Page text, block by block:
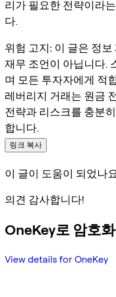
리가 필요한 전략이라
다.
위험 고지: 이 글은 정보
재무 조언이 아닙니다.
며 모든 투자자에게 적
레버리지 거래는 원금
전략과 리스크를 충분
합니다.
링크 복사
이 글이 도움이 되었나
의견 감사합니다!
OneKey로 암호
View details for OneKey